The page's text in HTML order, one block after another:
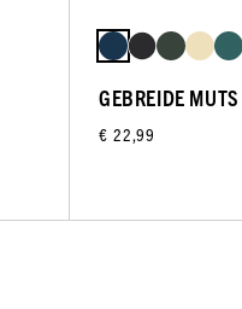
GEBREIDE MUTS
€ 22,99